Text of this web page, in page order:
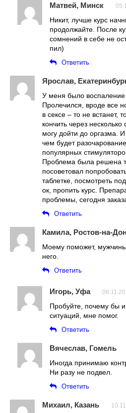
Матвей, Минск
Никит, лучше курс
продолжайте. После
сомнений в себе не
пил)
Ответить
Ярослав,
У меня было
Пролечился, вроде все
в сексе – то не встанет,
кончить через
могу дойти до оргазма.
чем будет
популярных
Проблема была решена
посоветовал
таблетке, посмотреть
ок, пропить курс.
проблемы, сегодня
Ответить
Камила, Ростов-на-
Моему поможет,
него.
Ответить
Игорь, Уфа
Пробуйте, почему бы
ситуаций, мне помог.
Ответить
Вячеслав, Гомель
Иногда принимаю
Ни разу не подвел.
Ответить
Михаил, Казань